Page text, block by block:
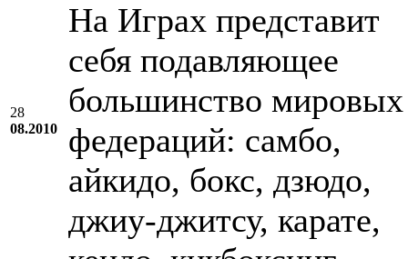
28
08.2010
На Играх представит
себя подавляющее
большинство мировых
федераций: самбо,
айкидо, бокс, дзюдо,
джиу-джитсу, карате,